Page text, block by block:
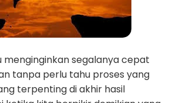
menginginkan segalanya cepat
tanpa perlu tahu proses yang
terpenting di akhir hasil